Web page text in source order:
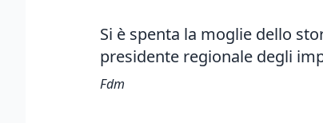
Si è spenta la moglie dello
presidente regionale degli
Fdm